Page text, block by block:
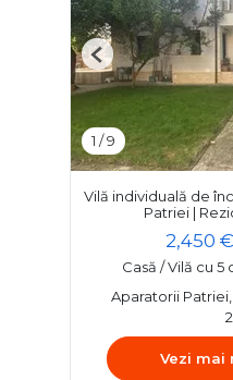
1 /9
Previous
Vilă individuală de
Patriei |
2,450 €
Casă / Vilă cu
Aparatorii
Vezi mai